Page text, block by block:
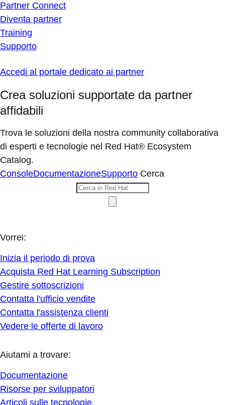
Partner Connect
Diventa partner
Training
Supporto
Accedi al portale dedicato ai partner
Crea soluzioni supportate da partner
affidabili
Trova le soluzioni della nostra community collaborativa
di esperti e tecnologie nel Red Hat® Ecosystem
Catalog.
ConsoleDocumentazioneSupporto Cerca
Vorrei:
Inizia il periodo di prova
Acquista Red Hat Learning Subscription
Gestire sottoscrizioni
Contatta l'ufficio vendite
Contatta l'assistenza clienti
Vedere le offerte di lavoro
Aiutami a trovare:
Documentazione
Risorse per sviluppatori
Articoli sulle tecnologie